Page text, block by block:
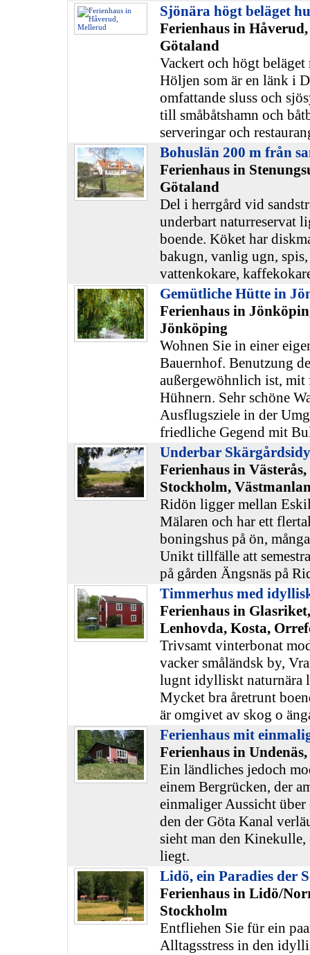
Sjönära högt beläget
Ferienhaus in
Götaland
Vackert och högt
Höljen som är en länk i
omfattande sluss och
till småbåtshamn och
serveringar och
Bohuslän 200 m från
Ferienhaus in
Götaland
Del i herrgård vid
underbart naturreservat
boende. Köket har
bakugn, vanlig ugn,
vattenkokare,
Gemütliche Hütte in
Ferienhaus in
Jönköping
Wohnen Sie in einer
Bauernhof. Benutzung
außergewöhnlich ist, mit
Hühnern. Sehr schöne
Ausflugsziele in der
friedliche Gegend mit
Underbar
Ferienhaus in
Stockholm,
Ridön ligger mellan
Mälaren och har ett
boningshus på ön,
Unikt tillfälle att
på gården Ängsnäs på
Timmerhus med
Ferienhaus in
Lenhovda, Kosta,
Trivsamt vinterbonat
vacker småländsk by,
lugnt idylliskt naturnära
Mycket bra åretrunt
är omgivet av skog o
Ferienhaus mit
Ferienhaus in
Ein ländliches jedoch
einem Bergrücken, der
einmaliger Aussicht über
den der Göta Kanal
sieht man den
liegt.
Lidö, ein Paradies der
Ferienhaus in Lidö/
Stockholm
Entfliehen Sie für ein
Alltagsstress in den